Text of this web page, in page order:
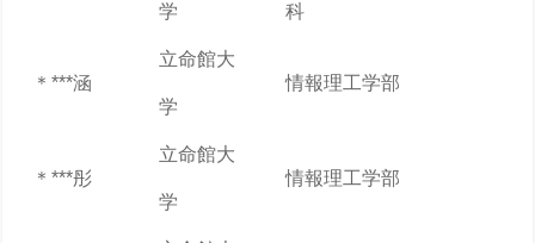
学 科
＊***涵
立命館大
学
情報理工学部
＊***彤
立命館大
学
情報理工学部